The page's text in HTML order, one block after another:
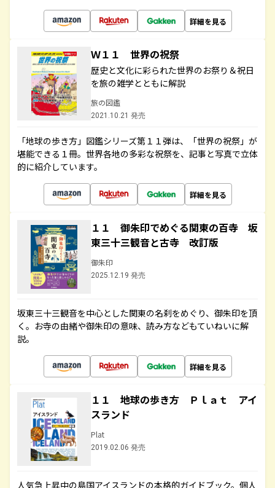
詳細を見る
Ｗ１１ 世界の祝祭
歴史と文化に彩られた世界のお祭り＆祝日
を旅の雑学とともに解説
旅の図鑑
2021.10.21 発売
「地球の歩き方」図鑑シリーズ第１１弾は、「世界の祝祭」が
堪能できる１冊。世界各地の多彩な祝祭を、記事と写真で立体
的に紹介しています。
詳細を見る
１１ 御朱印でめぐる関東の百寺 坂
東三十三観音と古寺 改訂版
御朱印
2025.12.19 発売
坂東三十三観音を中心とした関東の名刹をめぐり、御朱印を頂
く。お寺の由緒や御朱印の意味、読み方などもていねいに解
説。
詳細を見る
１１ 地球の歩き方 Ｐｌａｔ アイ
スランド
Plat
2019.02.06 発売
人気急上昇中の島国アイスランドの本格的ガイドブック。個人